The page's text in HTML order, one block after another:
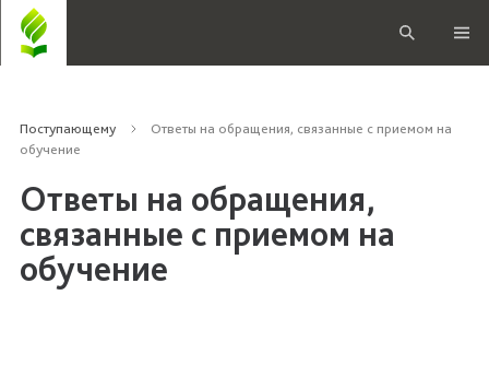
Поступающему
Ответы на обращения, связанные с приемом на
обучение
Ответы на обращения,
связанные с приемом на
обучение